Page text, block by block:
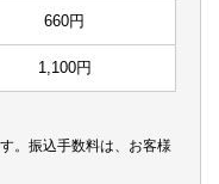
660円
1,100円
。振込手数料は、お客様